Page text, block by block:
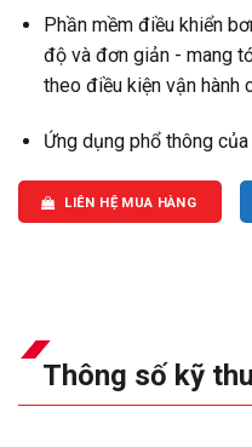
Phần mềm điều khiển
độ và đơn giản - mang
theo điều kiện vận hành
Ứng dụng phổ thông
LIÊN HỆ MUA HÀNG
Thông số kỹ